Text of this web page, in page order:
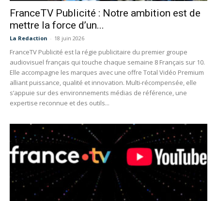
FranceTV Publicité : Notre ambition est de
mettre la force d’un...
La Redaction - 18 juin 2026
FranceTV Publicité est la régie publicitaire du premier groupe
audiovisuel français qui touche chaque semaine 8 Français sur 10.
Elle accompagne les marques avec une offre Total Vidéo Premium
alliant puissance, qualité et innovation. Multi-récompensée, elle
s’appuie sur des environnements médias de référence, une
expertise reconnue et des outils...